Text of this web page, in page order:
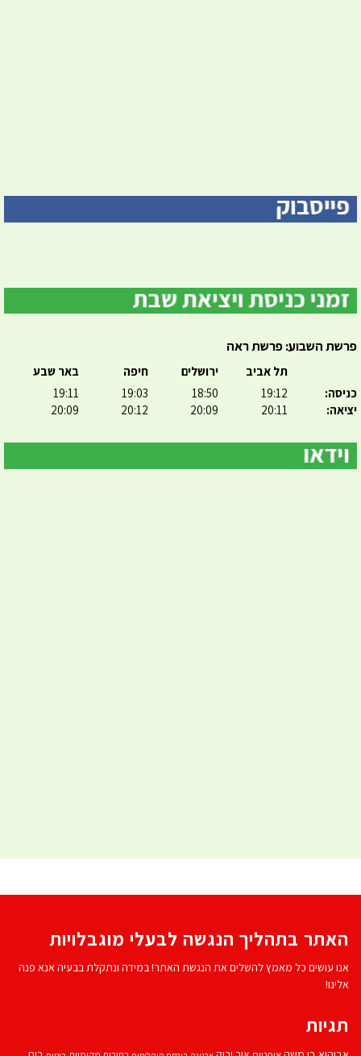
פרשת השבוע: פרשת ראה
כניסה:
יציאה:
תל אביב
19:12
20:11
ירושלים
18:50
20:09
חיפה
19:03
20:12
באר שבע
19:11
20:09
האתר בתהליך הנגשה לבעלי מוגבלויות
אנו עושים כל מאמץ להשלים את הנגשת האתר! במידה ונתקלת בבעיה אנא פנה
אלינו!
תגיות